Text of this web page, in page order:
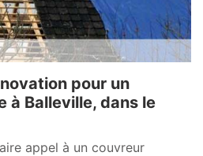
pour un
à Balleville, dans le
appel à un couvreur